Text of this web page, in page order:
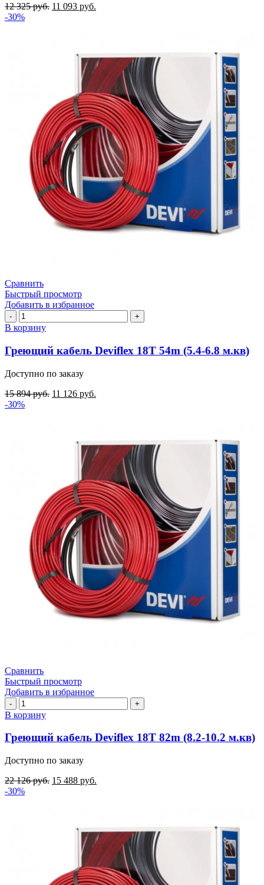
12 325руб. 11 093 руб.
-30%
Сравнить
Быстрый просмотр
Добавить в избранное
Количество
товара
Греющий
Deviflex
54m
(5.4-
6.8
м.кв)
В корзину
Греющий кабель Deviflex 18T 54m (5.4-6.8 м.кв)
Доступно по заказу
15 894руб. 11 126 руб.
-30%
Сравнить
Быстрый просмотр
Добавить в избранное
Количество
товара
Греющий
кабель
Deviflex
82m
(8.2-
10.2
м.кв)
В корзину
Греющий кабель Deviflex 18T 82m (8.2-10.2 м.кв)
Доступно по заказу
22 126руб. 15 488 руб.
-30%